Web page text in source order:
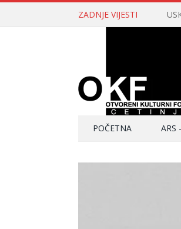
ZADNJE VIJESTI
POČETNA ARS